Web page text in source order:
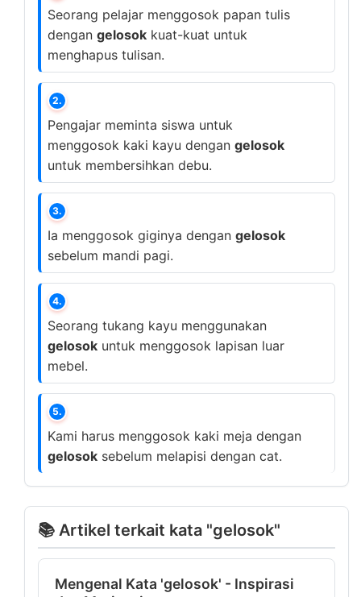
Seorang pelajar menggosok papan tulis
dengan gelosok kuat-kuat untuk
menghapus tulisan.
2.
Pengajar meminta siswa untuk
menggosok kaki kayu dengan gelosok
untuk membersihkan debu.
3.
Ia menggosok giginya dengan gelosok
sebelum mandi pagi.
4.
Seorang tukang kayu menggunakan
gelosok untuk menggosok lapisan luar
mebel.
5.
Kami harus menggosok kaki meja dengan
gelosok sebelum melapisi dengan cat.
📚 Artikel terkait kata "gelosok"
Mengenal Kata 'gelosok' - Inspirasi